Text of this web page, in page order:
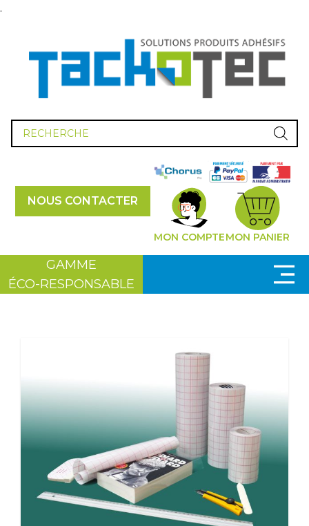
.
Recherche
de
produits
NOUS CONTACTER
MON COMPTEMON PANIER
GAMME
ÉCO-RESPONSABLE